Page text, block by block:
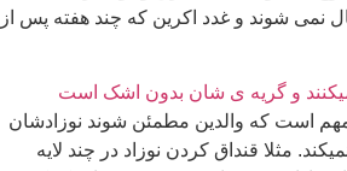
نمی شوند و غدد اکرین که چند هفته پس از
مهم است که والدین مطمئن شوند نوزادشان
مثلا قنداق کردن نوزاد در چند لایه